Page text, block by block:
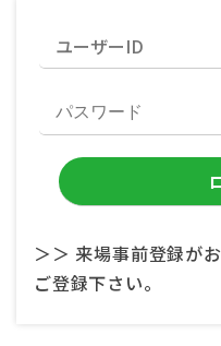
＞＞ 来場事前登録が
ご登録下さい。